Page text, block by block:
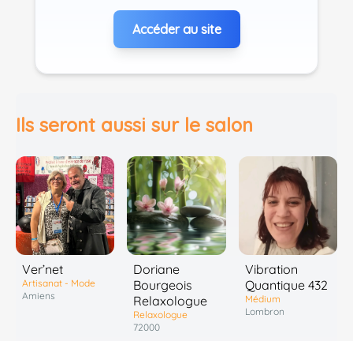
Accéder au site
Ils seront aussi sur le salon
Ver’net
Artisanat - Mode
Amiens
Doriane
Bourgeois
Relaxologue
Relaxologue
72000
Vibration
Quantique 432
Médium
Lombron